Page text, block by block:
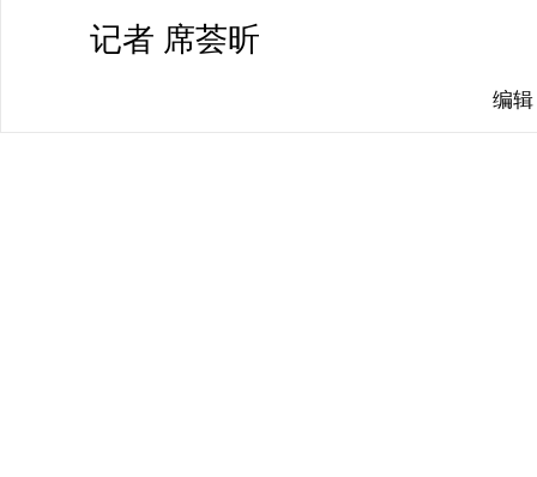
记者 席荟昕
编